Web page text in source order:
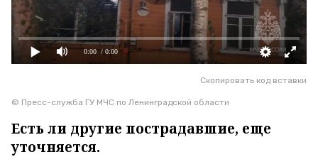
0:00 / 0:00
Скопировать код вставки
© Пресс-служба ГУ МЧС по Ленинградской области
Есть ли другие пострадавшие, еще
уточняется.